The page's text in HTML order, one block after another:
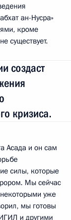
ан-Нусра»
кроме
существует.
создаст
кризиса.
Асада и он сам
силы, которые
Мы сейчас
уже
мы готовы
и другими